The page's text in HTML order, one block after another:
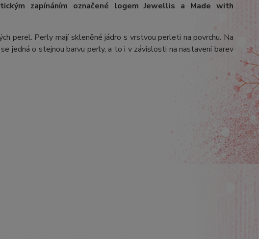
zapínáním označené logem Jewellis a Made with
perel. Perly mají skleněné jádro s vrstvou perleti na povrchu. Na
jedná o stejnou barvu perly, a to i v závislosti na nastavení barev